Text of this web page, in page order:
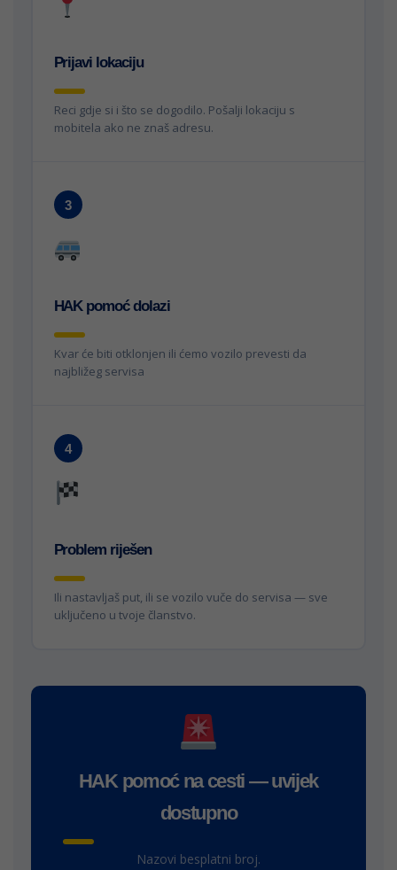
Prijavi lokaciju
Reci gdje si i što se dogodilo. Pošalji lokaciju s
mobitela ako ne znaš adresu.
3
HAK pomoć dolazi
Kvar će biti otklonjen ili ćemo vozilo prevesti da
najbližeg servisa
4
Problem riješen
Ili nastavljaš put, ili se vozilo vuče do servisa — sve
uključeno u tvoje članstvo.
HAK pomoć na cesti — uvijek
dostupno
Nazovi besplatni broj.